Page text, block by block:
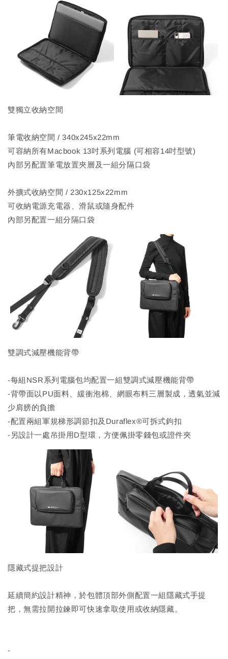
雙獨立收納空間
筆電收納空間 / 340x245x22mm
可容納所有Macbook 13吋系列電腦 (可相容14吋型號)
內部另配置筆電放置夾層及一組分隔口袋
外擴式收納空間 / 230x125x22mm
可收納電源充電器、滑鼠或隨身配件
內部另配置一組分隔口袋
雙調式減壓機能背帶
-每組NSR系列電腦包均配置一組雙調式減壓機能背帶
-背帶面以PU面料、緩衝泡棉、網眼布料三層製成，透氣並減
少肩膀的負擔
-配置兩組軍規梯形調節扣及Duraflex®可拆式鉤扣
-另設計一處吊掛用D型環，方便佩掛零錢包或證件夾
隱藏式提把設計
延續簡約設計精神，於包體頂部外側配置一組隱藏式手提
把，無需拉開拉鍊即可快速拿取使用或收納隱藏。
-